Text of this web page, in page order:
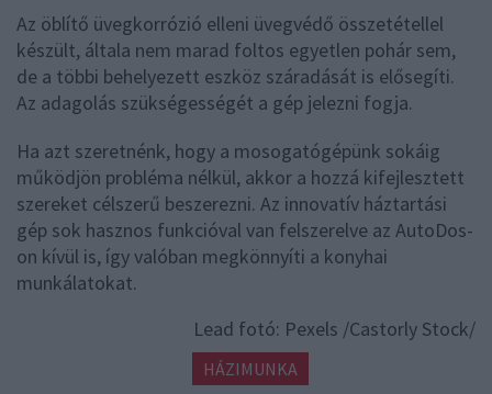
Az öblítő üvegkorrózió elleni üvegvédő összetétellel
készült, általa nem marad foltos egyetlen pohár sem,
de a többi behelyezett eszköz száradását is elősegíti.
Az adagolás szükségességét a gép jelezni fogja.
Ha azt szeretnénk, hogy a mosogatógépünk sokáig
működjön probléma nélkül, akkor a hozzá kifejlesztett
szereket célszerű beszerezni. Az innovatív háztartási
gép sok hasznos funkcióval van felszerelve az AutoDos-
on kívül is, így valóban megkönnyíti a konyhai
munkálatokat.
Lead fotó: Pexels /Castorly Stock/
HÁZIMUNKA